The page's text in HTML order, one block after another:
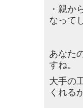
・親か
なって
あなた
すね。
大手の
くれる